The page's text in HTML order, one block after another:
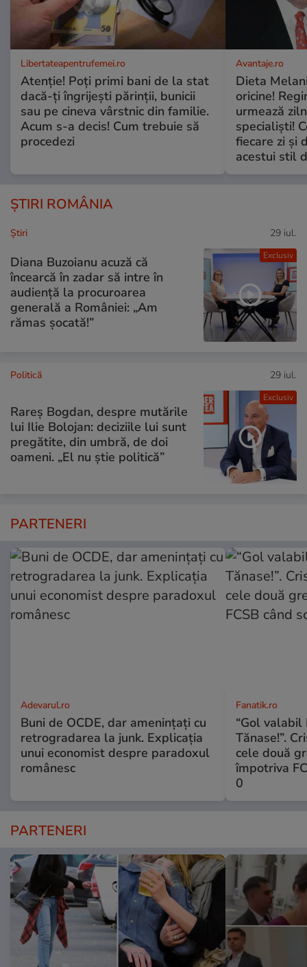
Libertateapentrufemei.ro
Atenție! Poți primi bani de la stat
dacă-ți îngrijești părinții, bunicii
sau pe cineva vârstnic din familie.
Acum s-a decis! Cum trebuie să
procedezi
Avantaje.ro
Dieta
oricine!
urmează
specialiști!
fiecare zi și
acestui stil
ȘTIRI ROMÂNIA
Exclusiv
Ştiri 29 iul.
Diana Buzoianu acuză că
încearcă în zadar să intre în
audiență la procuroarea
generală a României: „Am
rămas șocată!”
Exclusiv
Politică 29 iul.
Rareș Bogdan, despre mutările
lui Ilie Bolojan: deciziile lui sunt
pregătite, din umbră, de doi
oameni. „El nu știe politică”
PARTENERI
Adevarul.ro
Buni de OCDE, dar amenințați cu
retrogradarea la junk. Explicația
unui economist despre paradoxul
românesc
Fanatik.ro
“Gol
Tănase!”.
cele două
împotriva
0
PARTENERI